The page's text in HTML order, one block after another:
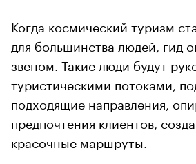
Когда космический туризм
для большинства людей, гид
звеном. Такие люди будут
туристическими потоками,
подходящие направления,
предпочтения клиентов,
красочные маршруты.